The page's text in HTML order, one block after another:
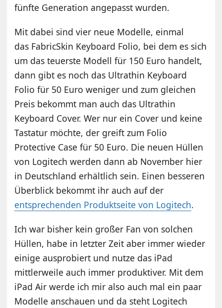
fünfte Generation angepasst wurden.
Mit dabei sind vier neue Modelle, einmal
das FabricSkin Keyboard Folio, bei dem es sich
um das teuerste Modell für 150 Euro handelt,
dann gibt es noch das Ultrathin Keyboard
Folio für 50 Euro weniger und zum gleichen
Preis bekommt man auch das Ultrathin
Keyboard Cover. Wer nur ein Cover und keine
Tastatur möchte, der greift zum Folio
Protective Case für 50 Euro. Die neuen Hüllen
von Logitech werden dann ab November hier
in Deutschland erhältlich sein. Einen besseren
Überblick bekommt ihr auch auf der
entsprechenden Produktseite von Logitech.
Ich war bisher kein großer Fan von solchen
Hüllen, habe in letzter Zeit aber immer wieder
einige ausprobiert und nutze das iPad
mittlerweile auch immer produktiver. Mit dem
iPad Air werde ich mir also auch mal ein paar
Modelle anschauen und da steht Logitech